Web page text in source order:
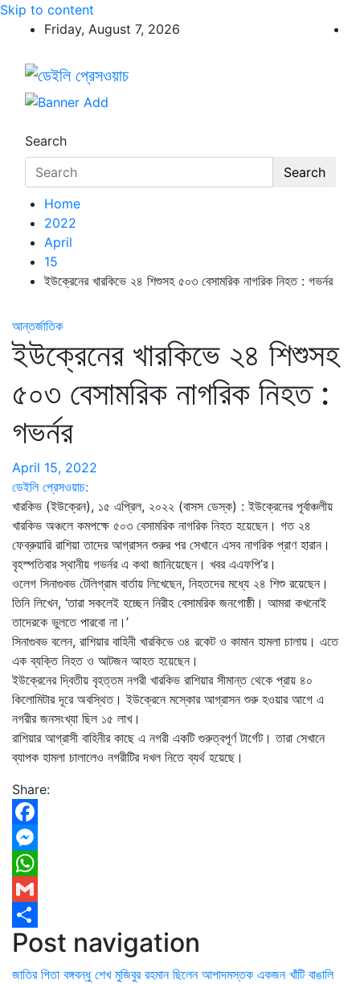
Skip to content
Friday, August 7, 2026
ডেইলি প্রেসওয়াচ
ডেইলি প্রেসওয়াচ মুক্তিযুদ্ধের চেতনায় উদ্বুদ্ধ মুখপত্র
Search
Search
Home
2022
April
15
ইউক্রেনের খারকিভে ২৪ শিশুসহ ৫০৩ বেসামরিক নাগরিক নিহত : গভর্নর
আন্তর্জাতিক
ইউক্রেনের খারকিভে ২৪ শিশুসহ
৫০৩ বেসামরিক নাগরিক নিহত :
গভর্নর
April 15, 2022
ডেইলি প্রেসওয়াচ:
খারকিভ (ইউক্রেন), ১৫ এপ্রিল, ২০২২ (বাসস ডেস্ক) : ইউক্রেনের পূর্বাঞ্চলীয়
খারকিভ অঞ্চলে কমপক্ষে ৫০৩ বেসামরিক নাগরিক নিহত হয়েছেন। গত ২৪
ফেব্রুয়ারি রাশিয়া তাদের আগ্রাসন শুরুর পর সেখানে এসব নাগরিক প্রাণ হারান।
বৃহস্পতিবার স্থানীয় গভর্নর এ কথা জানিয়েছেন। খবর এএফপি’র।
ওলেগ সিনাগুবভ টেলিগ্রাম বার্তায় লিখেছেন, নিহতদের মধ্যে ২৪ শিশু রয়েছেন।
তিনি লিখেন, ‘তারা সকলেই হচ্ছেন নিরীহ বেসামরিক জনগোষ্ঠী। আমরা কখনোই
তাদেরকে ভুলতে পারবো না।’
সিনাগুবভ বলেন, রাশিয়ার বাহিনী খারকিভে ৩৪ রকেট ও কামান হামলা চালায়। এতে
এক ব্যক্তি নিহত ও আটজন আহত হয়েছেন।
ইউক্রেনের দ্বিতীয় বৃহত্তম নগরী খারকিভ রাশিয়ার সীমান্ত থেকে প্রায় ৪০
কিলোমিটার দূরে অবস্থিত। ইউক্রেনে মস্কোর আগ্রাসন শুরু হওয়ার আগে এ
নগরীর জনসংখ্যা ছিল ১৫ লাখ।
রাশিয়ার আগ্রাসী বাহিনীর কাছে এ নগরী একটি গুরুত্বপূর্ণ টার্গেট। তারা সেখানে
ব্যাপক হামলা চালালেও নগরীটির দখল নিতে ব্যর্থ হয়েছে।
Share:
Facebook
Messenger
WhatsApp
Gmail
Share
Post navigation
জাতির পিতা বঙ্গবন্ধু শেখ মুজিবুর রহমান ছিলেন আপাদমস্তক একজন খাঁটি বাঙালি